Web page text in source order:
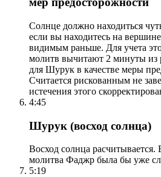
Солнце должно находиться
если вы находитесь на
видимым раньше. Для учета
молитв вычитают 2 минуты из
для Шурук в качестве меры
Считается рискованным не
истечения этого
4:45
Шурук (восход солнца)
Восход солнца расчитывается.
молитва Фаджр была бы уже
5:19